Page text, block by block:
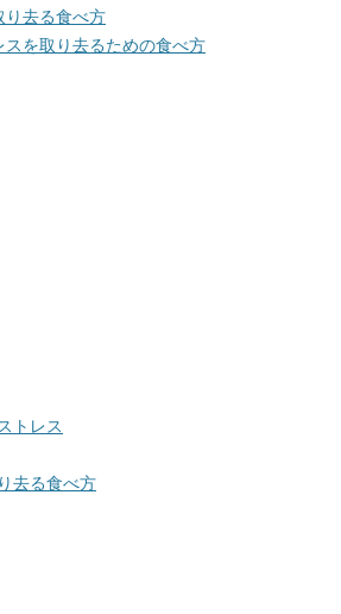
り去る食べ方
スを取り去るための食べ方
トレス
去る食べ方